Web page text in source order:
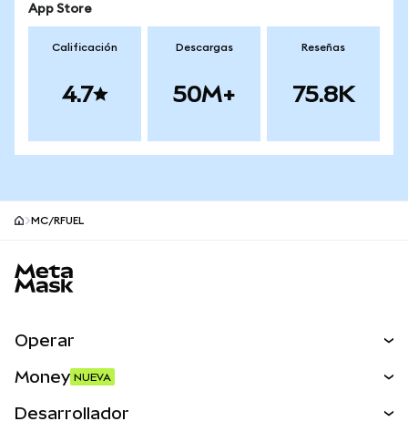
App Store
Calificación
4.7
Descargas
50M+
Reseñas
75.8K
MC/RFUEL
Operar
Money NUEVA
Desarrollador